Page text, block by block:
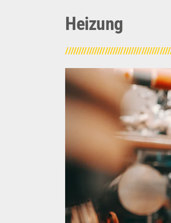
Heizung
Effiziente
Verbrauches
Herstellung oder